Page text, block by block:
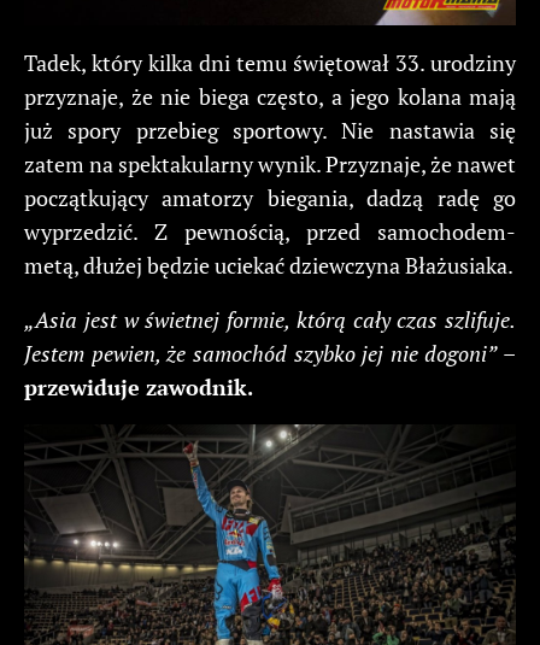
Tadek, który kilka dni temu świętował 33. urodziny
przyznaje, że nie biega często, a jego kolana mają
już spory przebieg sportowy. Nie nastawia się
zatem na spektakularny wynik. Przyznaje, że nawet
początkujący amatorzy biegania, dadzą radę go
wyprzedzić. Z pewnością, przed samochodem-
metą, dłużej będzie uciekać dziewczyna Błażusiaka.
„Asia jest w świetnej formie, którą cały czas szlifuje.
Jestem pewien, że samochód szybko jej nie dogoni” –
przewiduje zawodnik.